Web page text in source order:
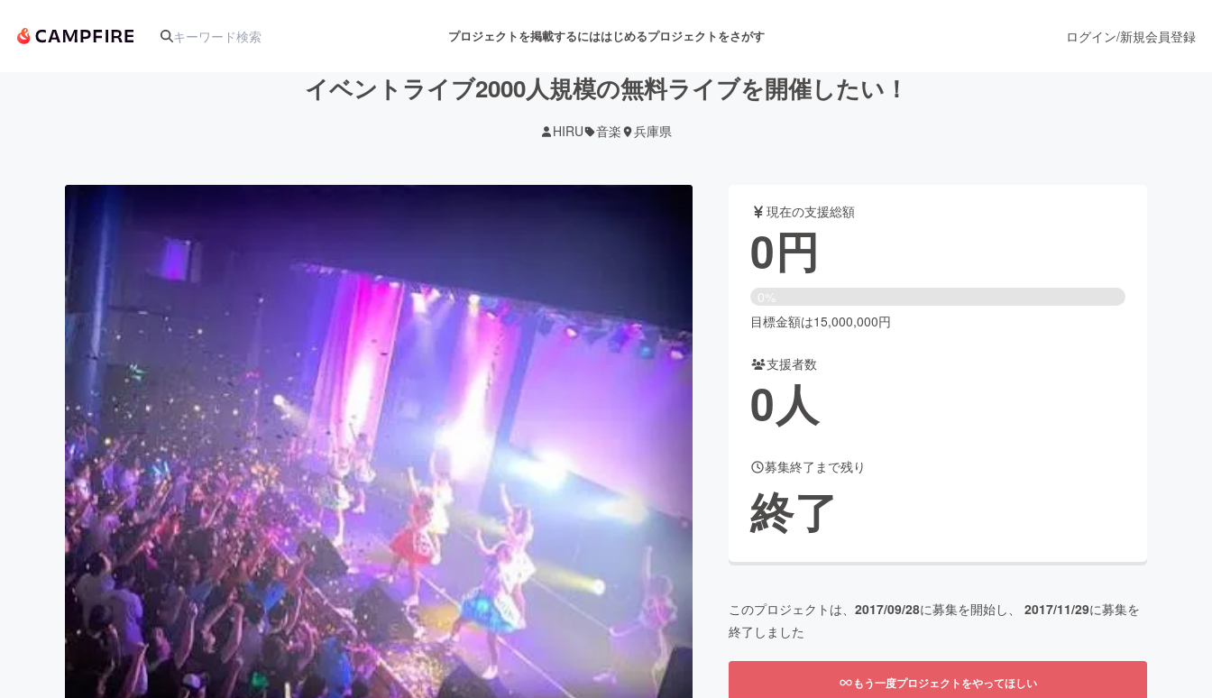
プロジェクトを掲載するにははじめるプロジェクトをさがす
舞台・パフォーマンス
テクノロジー・ガジェット
映像・映画 書籍・雑誌出版
ビジネス・起業 チャレンジ ビューティー・ヘルスケア
まちづくり・地域活性化
CAMPFIRE for Social Good
CAMPFIREふるさと納税machi-ya
ログイン/新規会員登録
イベントライブ2000人規模の無料ライブを開催したい！
HIRU 音楽 兵庫県
現在の支援総額
0円
0%
目標金額は15,000,000円
支援者数
0人
募集終了まで残り
終了
このプロジェクトは、 2017/09/28に募集を開始し、 2017/11/29に募集を
終了しました
もう一度プロジェクトをやってほしい